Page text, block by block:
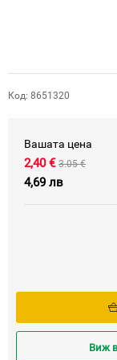
Код: 8651320
Вашата цена
2,40 € 3.05 €
4,69 лв
Виж